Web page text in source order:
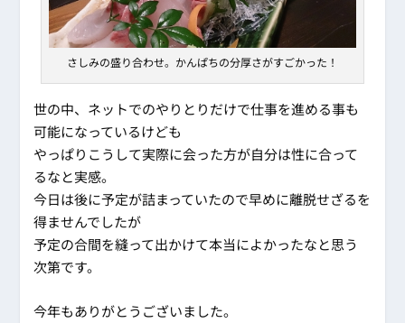
さしみの盛り合わせ。かんぱちの分厚さがすごかった！
世の中、ネットでのやりとりだけで仕事を進める事も
可能になっているけども
やっぱりこうして実際に会った方が自分は性に合って
るなと実感。
今日は後に予定が詰まっていたので早めに離脱せざるを
得ませんでしたが
予定の合間を縫って出かけて本当によかったなと思う
次第です。
今年もありがとうございました。